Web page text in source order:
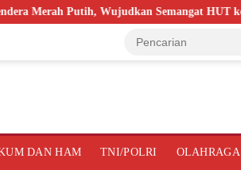
Putih, Wujudkan Semangat HUT ke-81 RI
DAN HAM TNI/POLRI OLAHRAGA